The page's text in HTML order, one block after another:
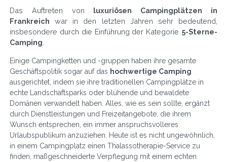
Das Auftreten von luxuriösen Campingplätzen in
Frankreich war in den letzten Jahren sehr bedeutend,
insbesondere durch die Einführung der Kategorie 5-Sterne-
Camping
Einige Campingketten und -gruppen haben ihre gesamte
Geschäftspolitik sogar auf das hochwertige Camping
ausgerichtet, indem sie ihre traditionellen Campingplätze in
echte Landschaftsparks oder blühende und bewaldete
Domänen verwandelt haben. Alles, wie es sein sollte, ergänzt
durch Dienstleistungen und Freizeitangebote, die ihrem
Wunsch entsprechen, ein immer anspruchsvolleres
Urlaubspublikum anzuziehen. Heute ist es nicht ungewöhnlich,
in einem Campingplatz einen Thalassotherapie-Service zu
finden, maßgeschneiderte Verpflegung mit einem echten